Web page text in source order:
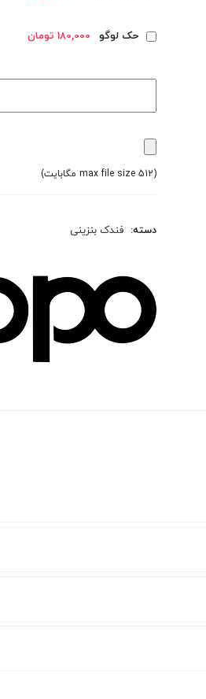
حک لوگو 180,000 تومان
(max file size 512 مگابایت)
دسته: فندک بنزینی